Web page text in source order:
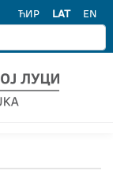
ЋИР LAT EN